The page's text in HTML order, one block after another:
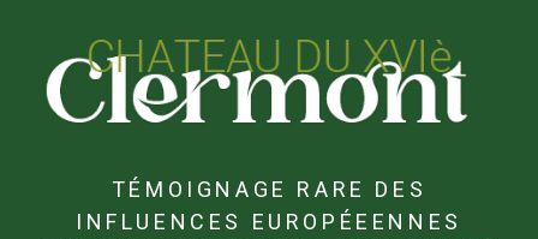
TÉMOIGNAGE RARE DES
INFLUENCES EUROPÉEENNES